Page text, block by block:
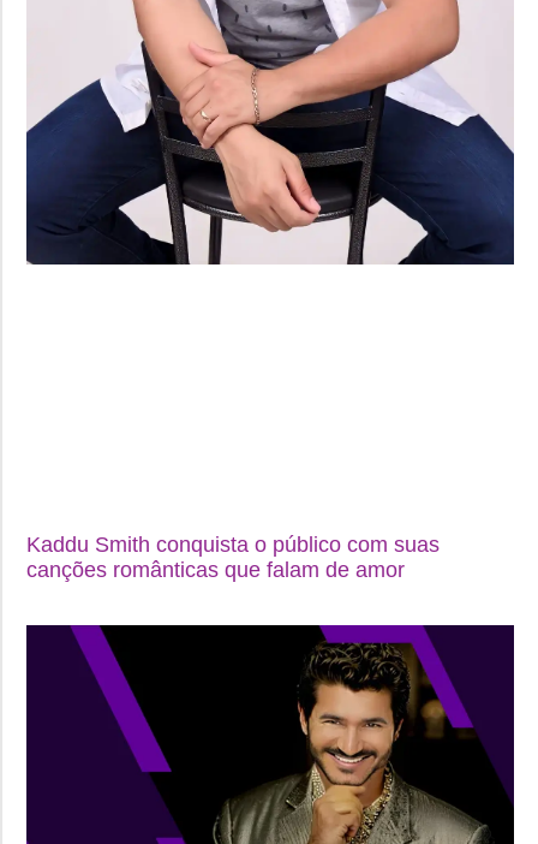
Kaddu Smith conquista o público com suas
canções românticas que falam de amor